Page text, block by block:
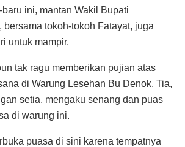
ini, mantan Wakil Bupati
bersama tokoh-tokoh Fatayat, juga
untuk mampir.
tak ragu memberikan pujian atas
di Warung Lesehan Bu Denok. Tia,
setia, mengaku senang dan puas
di warung ini.
puasa di sini karena tempatnya